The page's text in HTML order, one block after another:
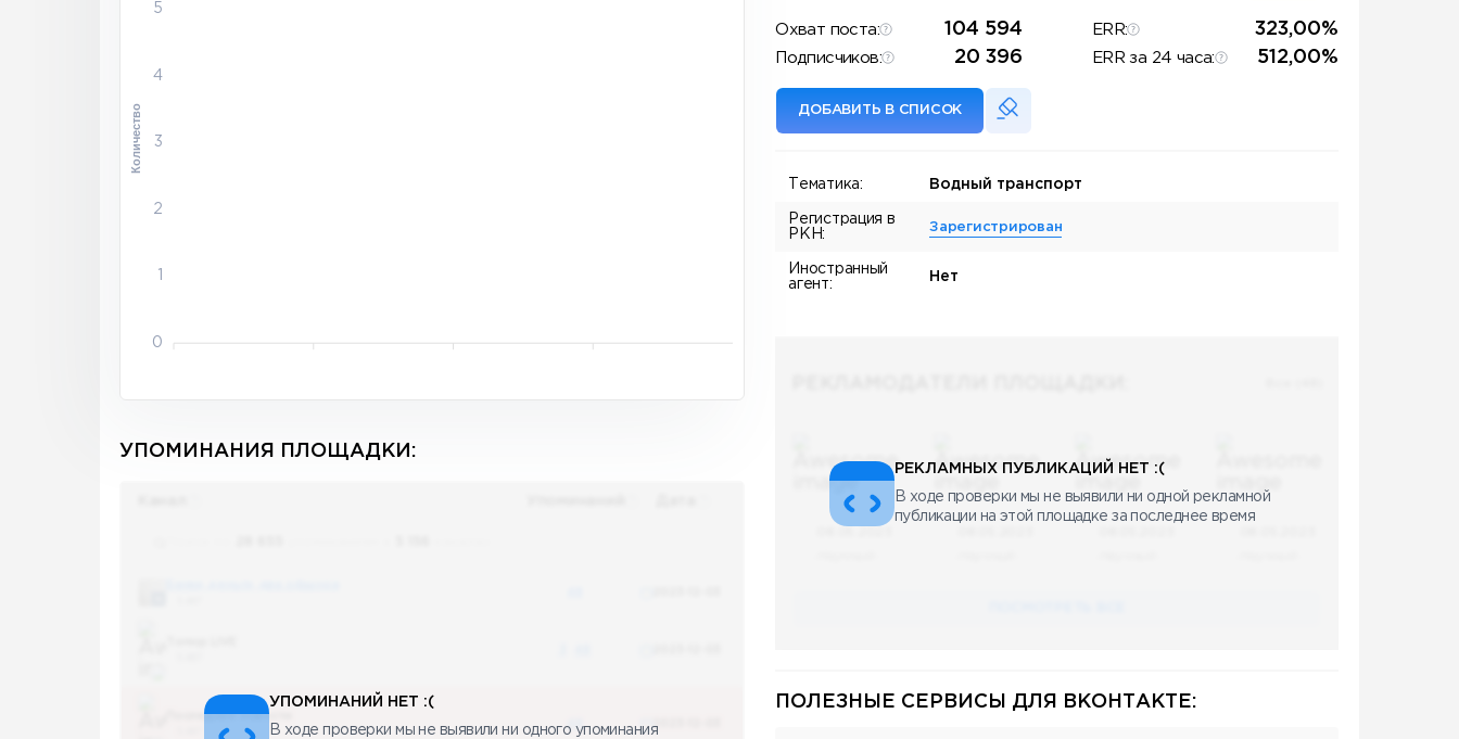
5
4
3
2
0
Количество
УПОМИНАНИЯ ПЛОЩАДКИ:
Последние новости
УПОМИНАНИЙ НЕТ :(
В ходе проверки мы не выявили ни одного упоминания
Охват поста: 104 594 ERR: 323,00%
Подписчиков: 20 396 ERR за 24 часа: 512,00%
ДОБАВИТЬ В СПИСОК
Тематика: Водный транспорт
Регистрация в
РКН:
Зарегистрирован
Иностранный
агент:
Нет
РЕКЛАМНЫХ ПУБЛИКАЦИЙ НЕТ :(
В ходе проверки мы не выявили ни одной рекламной
публикации на этой площадке за последнее время
ПОЛЕЗНЫЕ СЕРВИСЫ ДЛЯ ВКОНТАКТЕ: